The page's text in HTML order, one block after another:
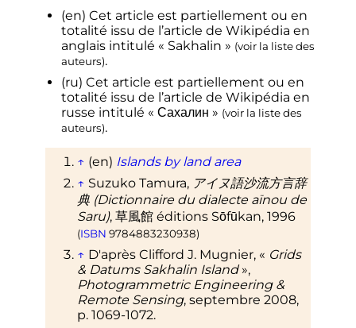
(en) Cet article est partiellement ou en
totalité issu de l’article de Wikipédia en
anglais intitulé « Sakhalin » (voir la liste des
auteurs).
(ru) Cet article est partiellement ou en
totalité issu de l’article de Wikipédia en
russe intitulé « Сахалин » (voir la liste des
auteurs).
↑ (en) Islands by land area
↑ Suzuko Tamura, アイヌ語沙流方言辞
典 (Dictionnaire du dialecte aïnou de
Saru), 草風館 éditions Sōfūkan, 1996
(ISBN 9784883230938)
↑ D'après Clifford J. Mugnier, « Grids
& Datums Sakhalin Island »,
Photogrammetric Engineering &
Remote Sensing, septembre 2008,
p. 1069-1072.